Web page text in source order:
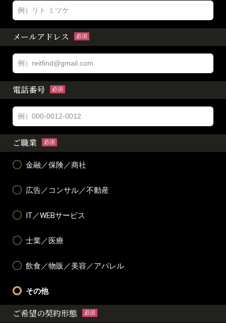
メールアドレス 必須
電話番号 必須
ご職業 必須
金融／保険／商社
広告／コンサル／不動産
IT／WEBサービス
士業／医療
飲食／物販／美容／アパレル
その他
ご希望の契約形態 必須